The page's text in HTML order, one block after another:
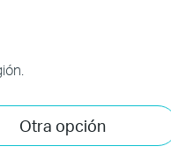
Vista/7/8/8.1/10
Otra opción